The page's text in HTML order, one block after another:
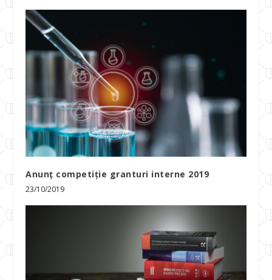
Anunț competiție granturi interne 2019
23/10/2019